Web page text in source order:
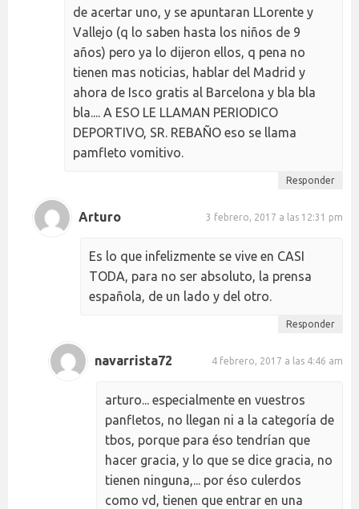
de acertar uno, y se apuntaran LLorente y
Vallejo (q lo saben hasta los niños de 9
años) pero ya lo dijeron ellos, q pena no
tienen mas noticias, hablar del Madrid y
ahora de Isco gratis al Barcelona y bla bla
bla.... A ESO LE LLAMAN PERIODICO
DEPORTIVO, SR. REBAÑO eso se llama
pamfleto vomitivo.
Responder
Arturo 3 febrero, 2017 a las 12:31 pm
Es lo que infelizmente se vive en CASI
TODA, para no ser absoluto, la prensa
española, de un lado y del otro.
Responder
navarrista72 4 febrero, 2017 a las 4:46 am
arturo... especialmente en vuestros
panfletos, no llegan ni a la categoría de
tbos, porque para éso tendrían que
hacer gracia, y lo que se dice gracia, no
tienen ninguna,... por éso culerdos
como vd, tienen que entrar en una